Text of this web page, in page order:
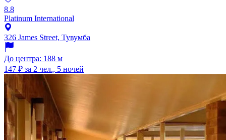
8.8
Platinum International
326 James Street, Тувумба
До центра: 188 м
147 ₽ за 2 чел., 5 ночей